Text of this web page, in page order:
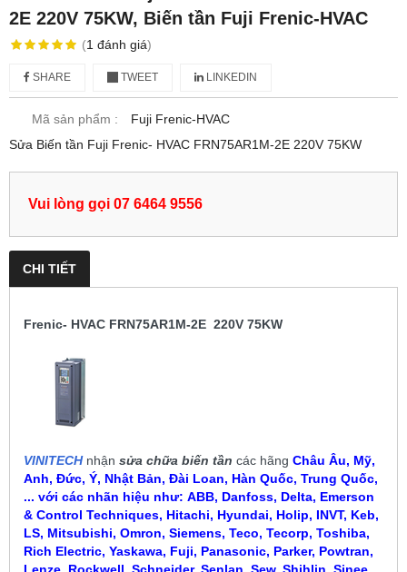
2E 220V 75KW, Biến tần Fuji Frenic-HVAC
(1 đánh giá)
SHARE TWEET LINKEDIN
Mã sản phẩm :
Fuji Frenic-HVAC
Sửa Biến tần Fuji Frenic- HVAC FRN75AR1M-2E 220V 75KW
Vui lòng gọi 07 6464 9556
CHI TIẾT
Frenic- HVAC FRN75AR1M-2E 220V 75KW
VINITECHnhận sửa chữa biến tần các hãng Châu Âu, Mỹ,
Anh, Đức, Ý, Nhật Bản, Đài Loan, Hàn Quốc, Trung Quốc,
... với các nhãn hiệu như: ABB, Danfoss, Delta, Emerson
& Control Techniques, Hitachi, Hyundai, Holip, INVT, Keb,
LS, Mitsubishi, Omron, Siemens, Teco, Tecorp, Toshiba,
Rich Electric, Yaskawa, Fuji, Panasonic, Parker, Powtran,